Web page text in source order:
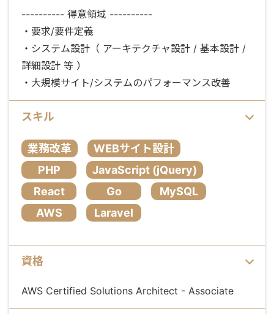
---------- 得意領域 ----------
・要求/要件定義
・システム設計（ アーキテクチャ設計 / 基本設計 /
詳細設計 等 ）
・大規模サイト/システムのパフォーマンス改善
スキル
業務改革
WEBサイト設計
PHP
JavaScript (jQuery)
React
Go
MySQL
AWS
Laravel
資格
AWS Certified Solutions Architect - Associate